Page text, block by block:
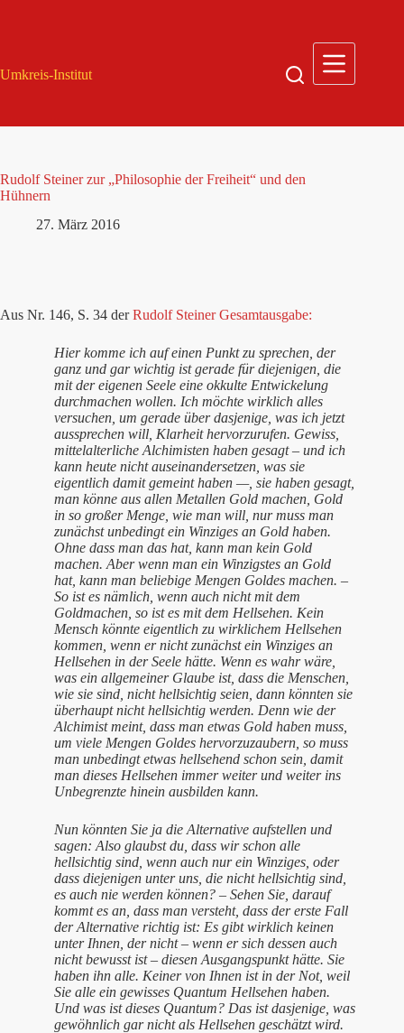
Umkreis-Institut
Rudolf Steiner zur „Philosophie der Freiheit“ und den
Hühnern
27. März 2016
Aus Nr. 146, S. 34 derRudolf Steiner Gesamtausgabe:
Hier komme ich auf einen Punkt zu sprechen, der
ganz und gar wichtig ist gerade für diejenigen, die
mit der eigenen Seele eine okkulte Entwickelung
durchmachen wollen. Ich möchte wirklich alles
versuchen, um gerade über dasjenige, was ich jetzt
aussprechen will, Klarheit hervorzurufen. Gewiss,
mittelalterliche Alchimisten haben gesagt – und ich
kann heute nicht auseinandersetzen, was sie
eigentlich damit gemeint haben —, sie haben gesagt,
man könne aus allen Metallen Gold machen, Gold
in so großer Menge, wie man will, nur muss man
zunächst unbedingt ein Winziges an Gold haben.
Ohne dass man das hat, kann man kein Gold
machen. Aber wenn man ein Winzigstes an Gold
hat, kann man beliebige Mengen Goldes machen. –
So ist es nämlich, wenn auch nicht mit dem
Goldmachen, so ist es mit dem Hellsehen. Kein
Mensch könnte eigentlich zu wirklichem Hellsehen
kommen, wenn er nicht zunächst ein Winziges an
Hellsehen in der Seele hätte. Wenn es wahr wäre,
was ein allgemeiner Glaube ist, dass die Menschen,
wie sie sind, nicht hellsichtig seien, dann könnten sie
überhaupt nicht hellsichtig werden. Denn wie der
Alchimist meint, dass man etwas Gold haben muss,
um viele Mengen Goldes hervorzuzaubern, so muss
man unbedingt etwas hellsehend schon sein, damit
man dieses Hellsehen immer weiter und weiter ins
Unbegrenzte hinein ausbilden kann.
Nun könnten Sie ja die Alternative aufstellen und
sagen: Also glaubst du, dass wir schon alle
hellsichtig sind, wenn auch nur ein Winziges, oder
dass diejenigen unter uns, die nicht hellsichtig sind,
es auch nie werden können? – Sehen Sie, darauf
kommt es an, dass man versteht, dass der erste Fall
der Alternative richtig ist: Es gibt wirklich keinen
unter Ihnen, der nicht – wenn er sich dessen auch
nicht bewusst ist – diesen Ausgangspunkt hätte. Sie
haben ihn alle. Keiner von Ihnen ist in der Not, weil
Sie alle ein gewisses Quantum Hellsehen haben.
Und was ist dieses Quantum? Das ist dasjenige, was
gewöhnlich gar nicht als Hellsehen geschätzt wird.